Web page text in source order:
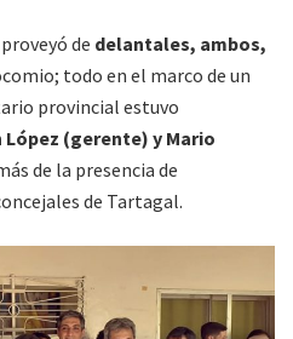
de delantales, ambos,
todo en el marco de un
provincial estuvo
López (gerente) y Mario
de la presencia de
de Tartagal.